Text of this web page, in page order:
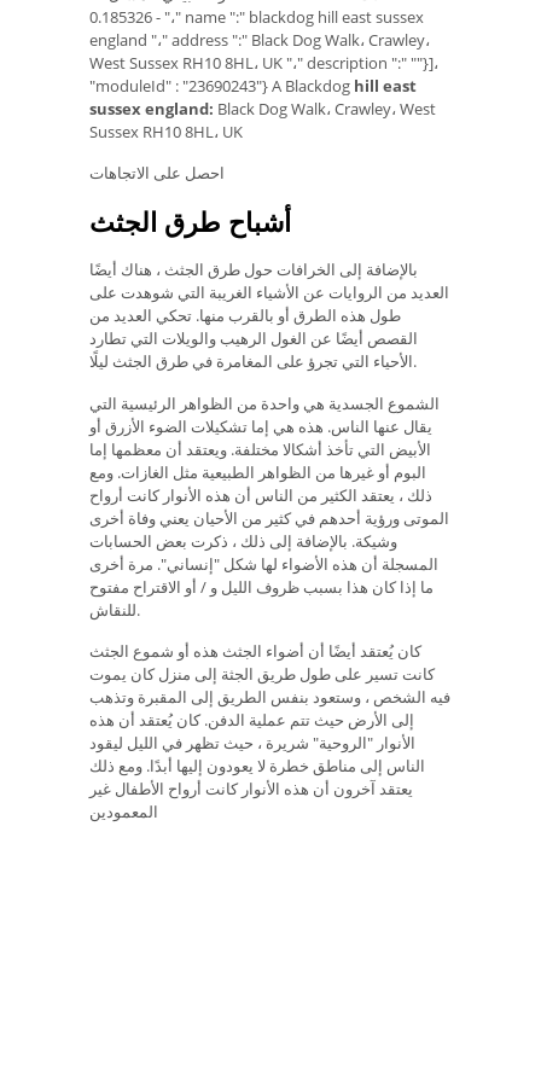
- 0.185326 "،" name ":" blackdog hill east sussex
england "،" address ":" Black Dog Walk، Crawley،
West Sussex RH10 8HL، UK "،" description ":" ""}]،
"moduleId" : "23690243"} A Blackdog hill east
sussex england: Black Dog Walk، Crawley، West
Sussex RH10 8HL، UK
احصل على الاتجاهات
أشباح طرق الجثث
بالإضافة إلى الخرافات حول طرق الجثث ، هناك أيضًا
العديد من الروايات عن الأشياء الغريبة التي شوهدت على
طول هذه الطرق أو بالقرب منها. تحكي العديد من
القصص أيضًا عن الغول الرهيب والويلات التي تطارد
الأحياء التي تجرؤ على المغامرة في طرق الجثث ليلًا.
الشموع الجسدية هي واحدة من الظواهر الرئيسية التي
يقال عنها الناس. هذه هي إما تشكيلات الضوء الأزرق أو
الأبيض التي تأخذ أشكالا مختلفة. ويعتقد أن معظمها إما
البوم أو غيرها من الظواهر الطبيعية مثل الغازات. ومع
ذلك ، يعتقد الكثير من الناس أن هذه الأنوار كانت أرواح
الموتى ورؤية أحدهم في كثير من الأحيان يعني وفاة أخرى
وشيكة. بالإضافة إلى ذلك ، ذكرت بعض الحسابات
المسجلة أن هذه الأضواء لها شكل "إنساني". مرة أخرى
ما إذا كان هذا بسبب ظروف الليل و / أو الاقتراح مفتوح
للنقاش.
كان يُعتقد أيضًا أن أضواء الجثث هذه أو شموع الجثث
كانت تسير على طول طريق الجثة إلى منزل كان يموت
فيه الشخص ، وستعود بنفس الطريق إلى المقبرة وتذهب
إلى الأرض حيث تتم عملية الدفن. كان يُعتقد أن هذه
الأنوار "الروحية" شريرة ، حيث تظهر في الليل ليقود
الناس إلى مناطق خطرة لا يعودون إليها أبدًا. ومع ذلك
يعتقد آخرون أن هذه الأنوار كانت أرواح الأطفال غير
المعمودين